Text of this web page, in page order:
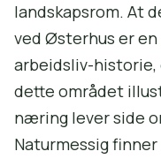
landskapsrom. At
ved Østerhus er
arbeidsliv-historie,
dette området
næring lever side
Naturmessig